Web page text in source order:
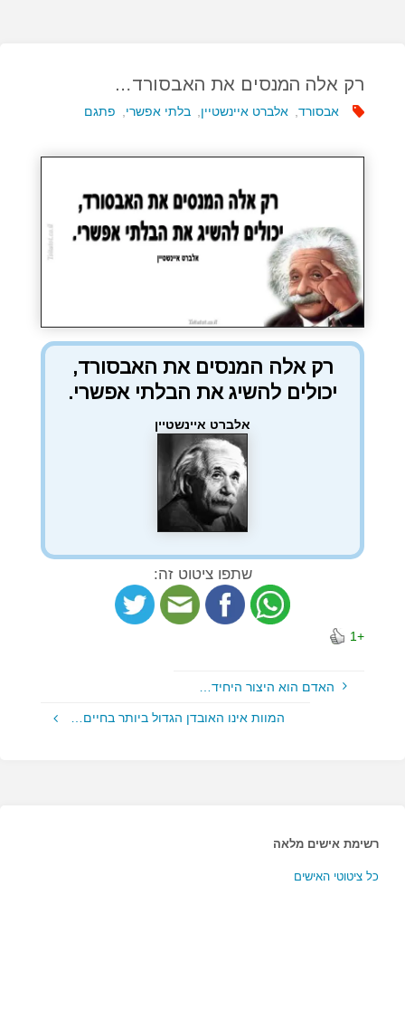
רק אלה המנסים את האבסורד…
אבסורד אלברט איינשטיין בלתי אפשרי פתגם
רק אלה המנסים את האבסורד,
יכולים להשיג את הבלתי אפשרי.
אלברט איינשטיין
שתפו ציטוט זה:
+1
האדם הוא היצור היחיד…
המוות אינו האובדן הגדול ביותר בחיים…
רשימת אישים מלאה
כל ציטוטי האישים